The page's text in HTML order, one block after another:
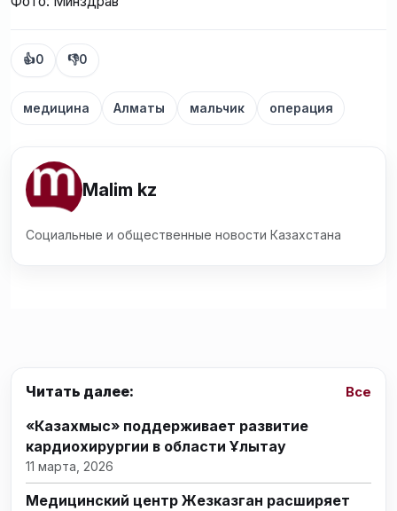
👍0 👎0
медицина Алматы мальчик операция
Malim kz
Социальные и общественные новости Казахстана
Читать далее: Все
«Казахмыс» поддерживает развитие
кардиохирургии в области Ұлытау
11 марта, 2026
Медицинский центр Жезказган расширяет